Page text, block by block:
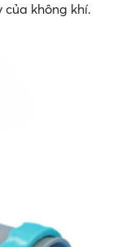
không khí.